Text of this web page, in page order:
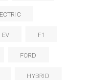
EV F1
FORD
HYBRID